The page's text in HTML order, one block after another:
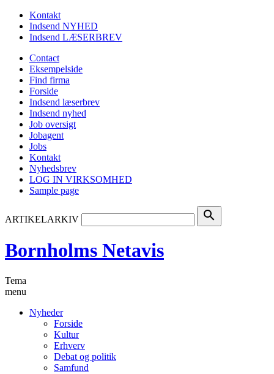
Kontakt
Indsend NYHED
Indsend LÆSERBREV
Contact
Eksempelside
Find firma
Forside
Indsend læserbrev
Indsend nyhed
Job oversigt
Jobagent
Jobs
Kontakt
Nyhedsbrev
LOG IN VIRKSOMHED
Sample page
ARTIKELARKIV search
Bornholms Netavis
Tema
menu
Nyheder
Forside
Kultur
Erhverv
Debat og politik
Samfund